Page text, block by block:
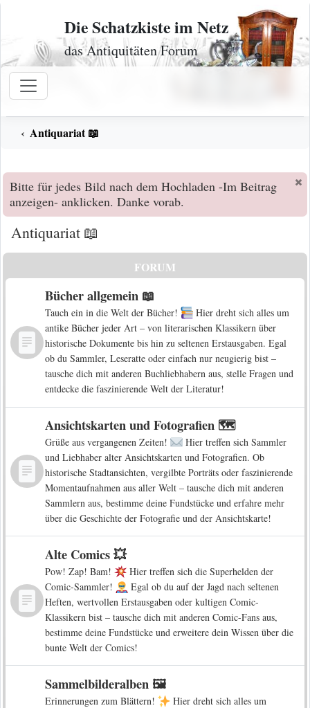
Zum Inhalt
Die Schatzkiste im Netz
das Antiquitäten Forum
Antiquariat 📖
Bitte für jedes Bild nach dem Hochladen -Im Beitrag
anzeigen- anklicken. Danke vorab.
Antiquariat 📖
FORUM
Bücher allgemein 📖
Tauch ein in die Welt der Bücher!
Hier dreht sich alles um
antike Bücher jeder Art – von literarischen Klassikern über
historische Dokumente bis hin zu seltenen Erstausgaben. Egal
ob du Sammler, Leseratte oder einfach nur neugierig bist –
tausche dich mit anderen Buchliebhabern aus, stelle Fragen und
entdecke die faszinierende Welt der Literatur!
Ansichtskarten und Fotografien 🗺️
Grüße aus vergangenen Zeiten!
Hier treffen sich Sammler
und Liebhaber alter Ansichtskarten und Fotografien. Ob
historische Stadtansichten, vergilbte Porträts oder faszinierende
Momentaufnahmen aus aller Welt – tausche dich mit anderen
Sammlern aus, bestimme deine Fundstücke und erfahre mehr
über die Geschichte der Fotografie und der Ansichtskarte!
Alte Comics 💥
Pow! Zap! Bam!
Hier treffen sich die Superhelden der
Comic-Sammler!
Egal ob du auf der Jagd nach seltenen
Heften, wertvollen Erstausgaben oder kultigen Comic-
Klassikern bist – tausche dich mit anderen Comic-Fans aus,
bestimme deine Fundstücke und erweitere dein Wissen über die
bunte Welt der Comics!
Sammelbilderalben 🖼️
Erinnerungen zum Blättern!
Hier dreht sich alles um